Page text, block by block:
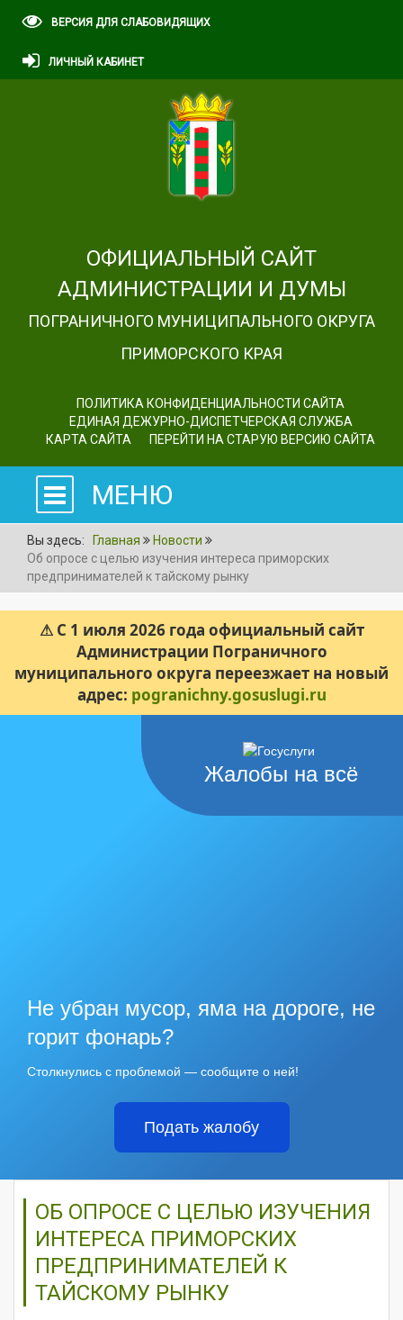
ВЕРСИЯ ДЛЯ СЛАБОВИДЯЩИХ
ЛИЧНЫЙ КАБИНЕТ
ОФИЦИАЛЬНЫЙ САЙТ
АДМИНИСТРАЦИИ И ДУМЫ
ПОГРАНИЧНОГО МУНИЦИПАЛЬНОГО ОКРУГА
ПРИМОРСКОГО КРАЯ
ПОЛИТИКА КОНФИДЕНЦИАЛЬНОСТИ САЙТА
ЕДИНАЯ ДЕЖУРНО-ДИСПЕТЧЕРСКАЯ СЛУЖБА
КАРТА САЙТА
ПЕРЕЙТИ НА СТАРУЮ ВЕРСИЮ САЙТА
МЕНЮ
Вы здесь: Главная
Новости
Об опросе с целью изучения интереса приморских
предпринимателей к тайскому рынку
⚠ С 1 июля 2026 года официальный сайт
Администрации Пограничного
муниципального округа переезжает на новый
адрес: pogranichny.gosuslugi.ru
Жалобы на всё
Не убран мусор, яма на дороге, не
горит фонарь?
Столкнулись с проблемой — сообщите о ней!
Подать жалобу
ОБ ОПРОСЕ С ЦЕЛЬЮ ИЗУЧЕНИЯ
ИНТЕРЕСА ПРИМОРСКИХ
ПРЕДПРИНИМАТЕЛЕЙ К
ТАЙСКОМУ РЫНКУ